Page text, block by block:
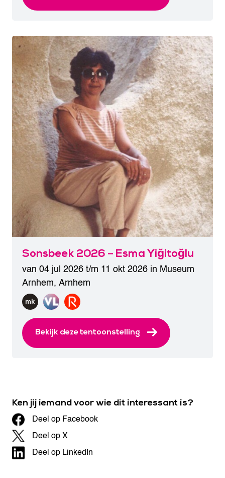
Sonsbeek 2026 – Esma Yiğitoğlu
van 04 jul 2026 t/m 11 okt 2026 in Museum
Arnhem, Arnhem
Bekijk deze tentoonstelling
Ken jij iemand voor wie dit interessant is?
Deel op Facebook
Deel op X
Deel op LinkedIn